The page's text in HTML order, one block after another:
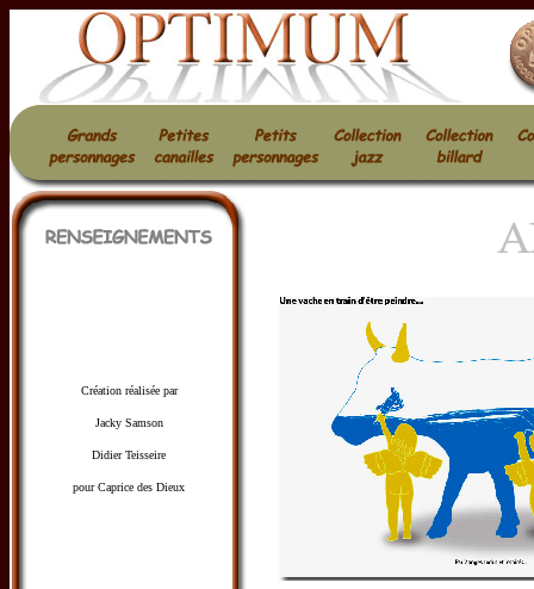
Création réalisée par
Jacky Samson
Didier Teisseire
pour Caprice des Dieux